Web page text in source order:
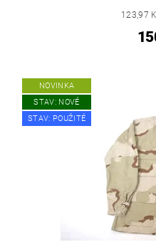
123,97
NOVINKA
STAV: NOVÉ
STAV: POUŽITÉ